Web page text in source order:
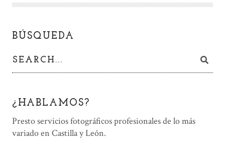
BÚSQUEDA
¿HABLAMOS?
Presto servicios fotográficos profesionales de lo más
variado en Castilla y León.